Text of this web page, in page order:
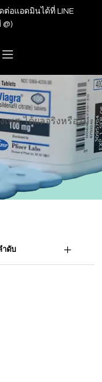
ต่อแอดมินได้ที่ LINE
@)
พศ: ได้ผลจริงหรือไม่
ำดับ